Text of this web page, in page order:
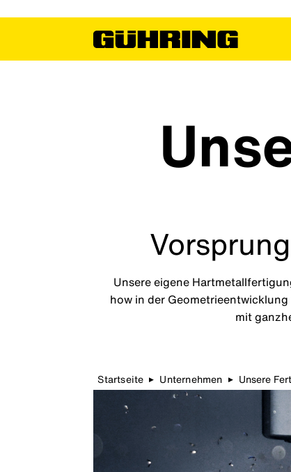
Unsere eigene
how in der
mit
Startseite ▶ Unternehmen ▶ Unsere